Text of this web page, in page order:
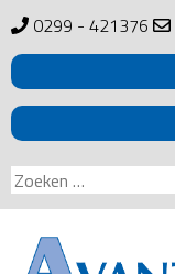
0299 - 421376
Zoeken
naar: